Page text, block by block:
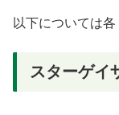
以下については
スターゲイ